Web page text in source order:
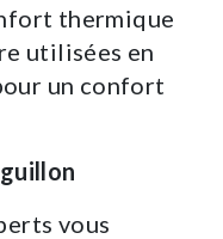
thermique
utilisées en
un confort
vous